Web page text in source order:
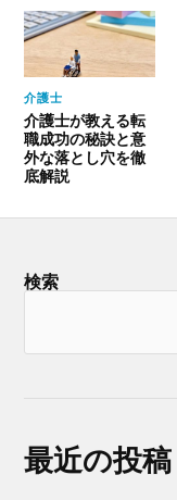
介護士
介護士が教える転
職成功の秘訣と意
外な落とし穴を徹
底解説
検索
最近の投稿